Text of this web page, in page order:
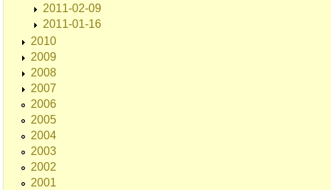
2011-02-09
2011-01-16
2010
2009
2008
2007
2006
2005
2004
2003
2002
2001